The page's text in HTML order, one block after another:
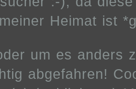
Heimat ist
um es anders
abgefahren!